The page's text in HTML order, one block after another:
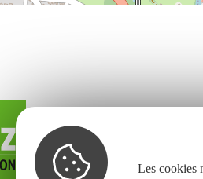
Les cookies